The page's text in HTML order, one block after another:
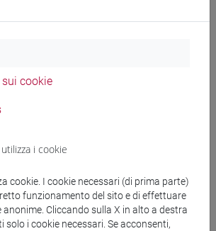
(6 cfu) [FT0518]
STUDIES [LTR6]
OF LANGUAGE AND
(6 cfu) [LT9058]
cookie
i cookie
cookie. I cookie necessari (di prima parte)
funzionamento del sito e di effettuare
Cliccando sulla X in alto a destra
i cookie necessari. Se acconsenti,